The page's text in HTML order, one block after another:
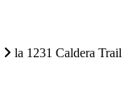
la 1231 Caldera Trail